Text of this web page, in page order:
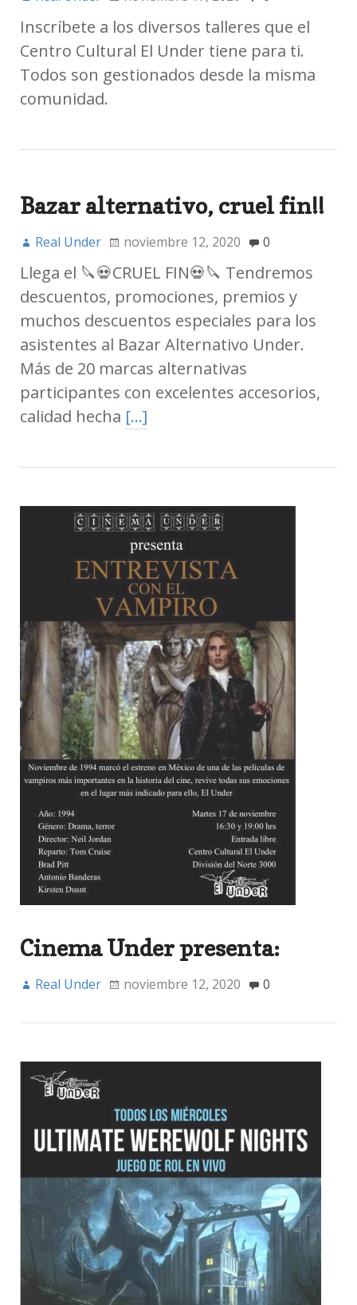
Inscríbete a los diversos talleres que el
Centro Cultural El Under tiene para ti.
Todos son gestionados desde la misma
comunidad.
Bazar alternativo, cruel fin!!
Real Under noviembre 12, 2020 0
Llega el 🔪💀CRUEL FIN💀🔪 Tendremos
descuentos, promociones, premios y
muchos descuentos especiales para los
asistentes al Bazar Alternativo Under.
Más de 20 marcas alternativas
participantes con excelentes accesorios,
calidad hecha […]
Cinema Under presenta:
Real Under noviembre 12, 2020 0